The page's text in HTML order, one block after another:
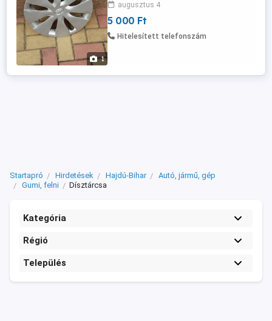
1
augusztus 4
5 000 Ft
Hitelesített telefonszám
Startapró Hirdetések Hajdú-Bihar
Autó, jármű, gép
Gumi, felni
Dísztárcsa
Kategória
Régió
Település